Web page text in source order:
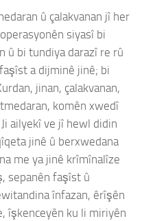
û çalakvanan jî her
siyasî bi
û bi tundiya darazî re rû
a dijminê jinê; bi
jinan, çalakvanan,
komên xwedî
ailyekî ve jî hewl didin
jinê û berxwedana
me ya jinê krîmînalîze
sepanên faşîst û
înfazan, êrîşên
îşkenceyên ku li miriyên